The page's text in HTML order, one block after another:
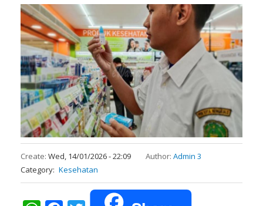
Create: Wed, 14/01/2026 - 22:09 Author: Admin 3
Category Kesehatan